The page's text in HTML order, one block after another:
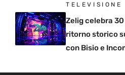
TELEVISIONE
Zelig celebra 30
ritorno storico
con Bisio e